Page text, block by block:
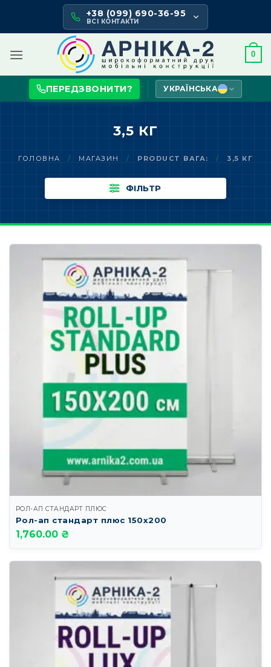
content
+38 (099) 690-36-95
ВСІ КОНТАКТИ
0
ПЕРЕДЗВОНИТИ? УКРАЇНСЬКА
3,5 КГ
ГОЛОВНА / МАГАЗИН / PRODUCT ВАГА: / 3,5 КГ
ФІЛЬТР
РОЛ-АП СТАНДАРТ ПЛЮС
Рол-ап стандарт плюс 150х200
1,760.00 ₴